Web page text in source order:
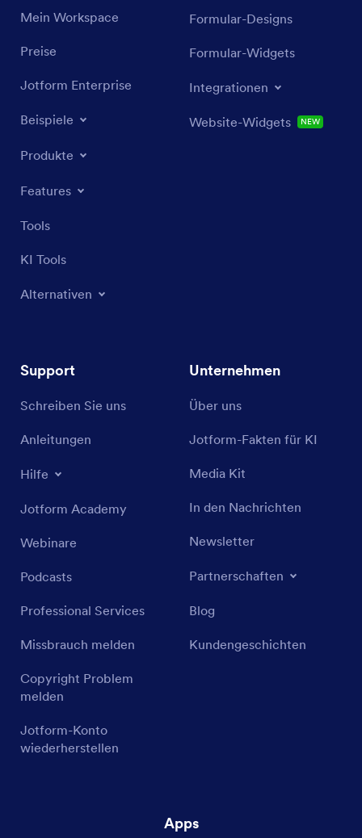
Mein Workspace
Preise
Jotform Enterprise
Beispiele
Produkte
Features
Tools
KI Tools
Alternativen
Formular-Designs
Formular-Widgets
Integrationen
Website-Widgets NEW
Support
Schreiben Sie uns
Anleitungen
Hilfe
Jotform Academy
Webinare
Podcasts
Professional Services
Missbrauch melden
Copyright Problem
melden
Jotform-Konto
wiederherstellen
Unternehmen
Über uns
Jotform-Fakten für KI
Media Kit
In den Nachrichten
Newsletter
Partnerschaften
Blog
Kundengeschichten
Apps